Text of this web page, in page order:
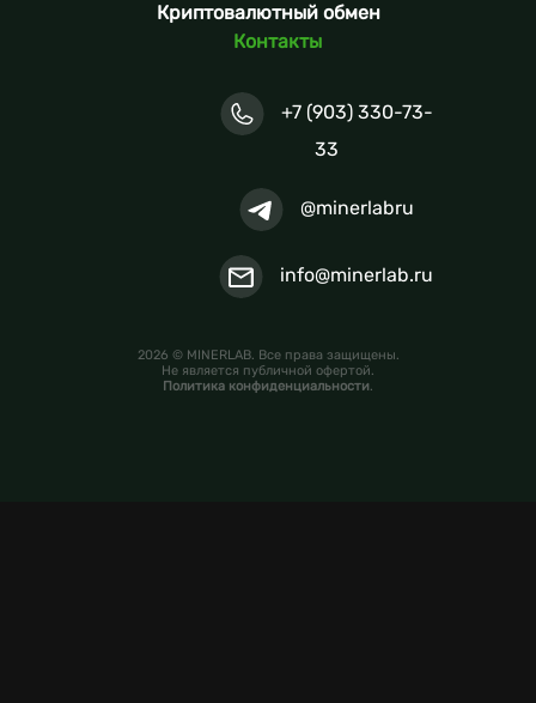
Криптовалютный обмен
Контакты
+7 (903) 330-73-
33
@minerlabru
info@minerlab.ru
2026 © MINERLAB. Все права защищены.
Не является публичной офертой.
Политика конфиденциальности.